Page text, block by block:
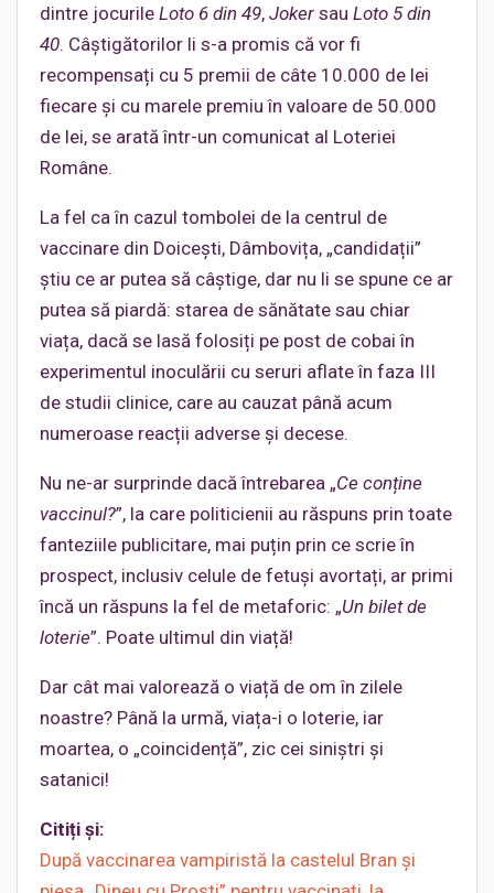
dintre jocurile Loto 6 din 49, Joker sau Loto 5 din
40. Câștigătorilor li s-a promis că vor fi
recompensați cu 5 premii de câte 10.000 de lei
fiecare și cu marele premiu în valoare de 50.000
de lei, se arată într-un comunicat al Loteriei
Române.
La fel ca în cazul tombolei de la centrul de
vaccinare din Doicești, Dâmbovița, „candidații”
știu ce ar putea să câștige, dar nu li se spune ce ar
putea să piardă: starea de sănătate sau chiar
viața, dacă se lasă folosiți pe post de cobai în
experimentul inoculării cu seruri aflate în faza III
de studii clinice, care au cauzat până acum
numeroase reacții adverse și decese.
Nu ne-ar surprinde dacă întrebarea „Ce conține
vaccinul?”, la care politicienii au răspuns prin toate
fanteziile publicitare, mai puțin prin ce scrie în
prospect, inclusiv celule de fetuși avortați, ar primi
încă un răspuns la fel de metaforic: „Un bilet de
loterie”. Poate ultimul din viață!
Dar cât mai valorează o viață de om în zilele
noastre? Până la urmă, viața-i o loterie, iar
moartea, o „coincidență”, zic cei siniștri și
satanici!
Citiți și:
După vaccinarea vampiristă la castelul Bran şi